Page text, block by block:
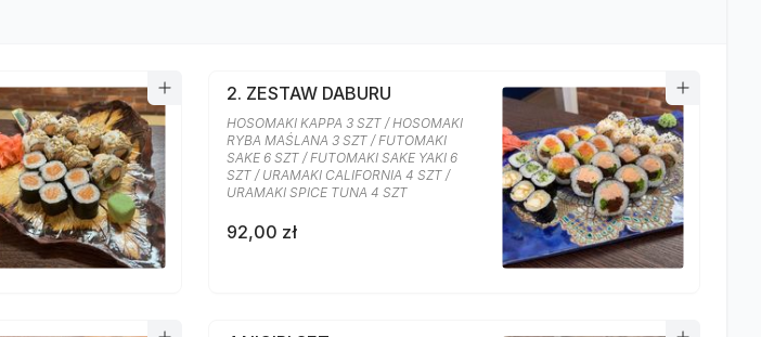
2. ZESTAW DABURU
HOSOMAKI KAPPA 3 SZT / HOSOMAKI
RYBA MAŚLANA 3 SZT / FUTOMAKI
SAKE 6 SZT / FUTOMAKI SAKE YAKI 6
SZT / URAMAKI CALIFORNIA 4 SZT /
URAMAKI SPICE TUNA 4 SZT
92,00 zł